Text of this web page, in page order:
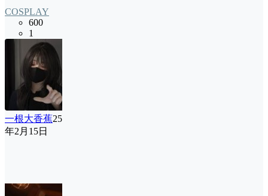
COSPLAY
600
1
一根大香蕉25
年2月15日